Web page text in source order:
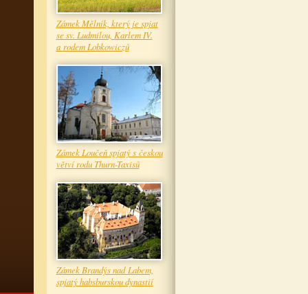
Zámek Mělník, který je spjat
se sv. Ludmilou, Karlem IV.
a rodem Lobkowiczů
Zámek Loučeň spjatý s českou
větví rodu Thurn-Taxisů
Zámek Brandýs nad Labem,
spjatý habsburskou dynastií